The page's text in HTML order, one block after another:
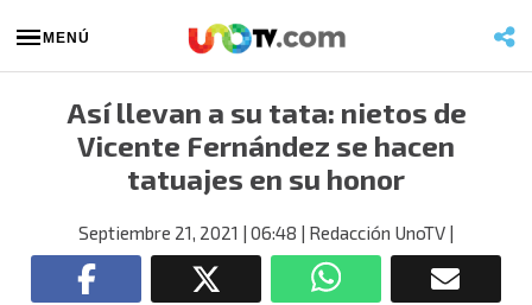
MENÚ
Así llevan a su tata: nietos de
Vicente Fernández se hacen
tatuajes en su honor
Septiembre 21, 2021 | 06:48 | Redacción UnoTV |